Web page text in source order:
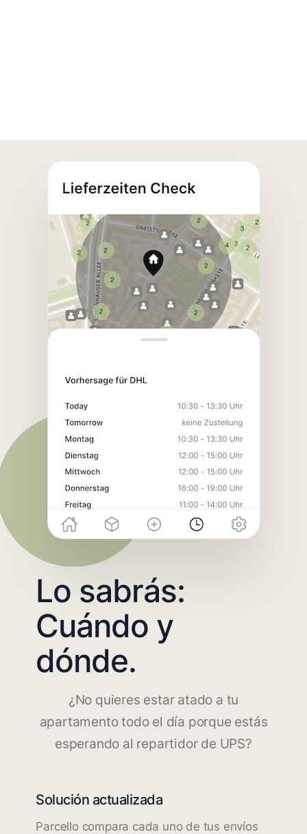
Lo sabrás:
Cuándo y
dónde.
¿No quieres estar atado a tu
apartamento todo el día porque estás
esperando al repartidor de UPS?
Solución actualizada
Parcello compara cada uno de tus envíos